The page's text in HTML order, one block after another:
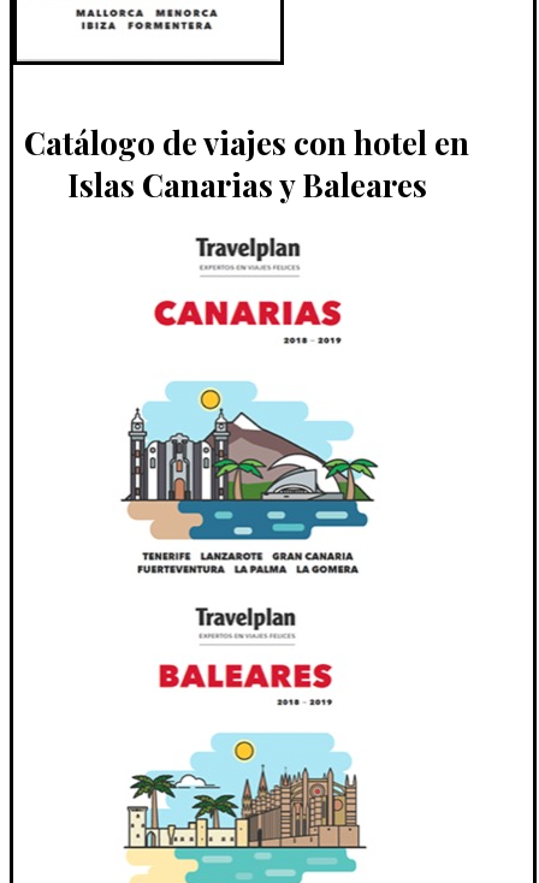
Catálogo de viajes con hotel en
Islas Canarias y Baleares